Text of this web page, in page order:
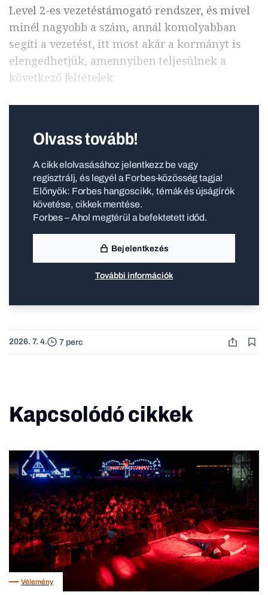
Level 2-es vezetéstámogató rendszer, és mivel
minél nagyobb a szám, annál komolyabban
segíti a vezetést, itt most akár a kormányt is
elengedhetjük, amennyiben teljesülnek a
következő feltételek:
Olvass tovább!
A cikk elolvasásához jelentkezz be vagy
regisztrálj, és legyél a Forbes-közösség tagja!
Előnyök: Forbes hangoscikk, témák és újságírók
követése, cikkek mentése.
Forbes – Ahol megtérül a befektetett időd.
Bejelentkezés
További információk
2026. 7. 4. 7 perc
Kapcsolódó cikkek
Vélemény